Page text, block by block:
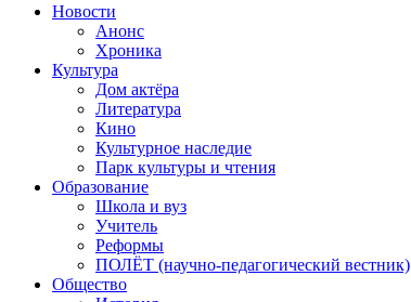
Новости
Анонс
Хроника
Культура
Дом актёра
Литература
Кино
Культурное наследие
Парк культуры и чтения
Образование
Школа и вуз
Учитель
Реформы
ПОЛЁТ (научно-педагогический вестник)
Общество